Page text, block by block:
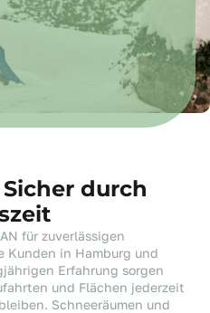
durch
für zuverlässigen
Kunden in Hamburg und
Erfahrung sorgen
und Flächen jederzeit
Schneeräumen und